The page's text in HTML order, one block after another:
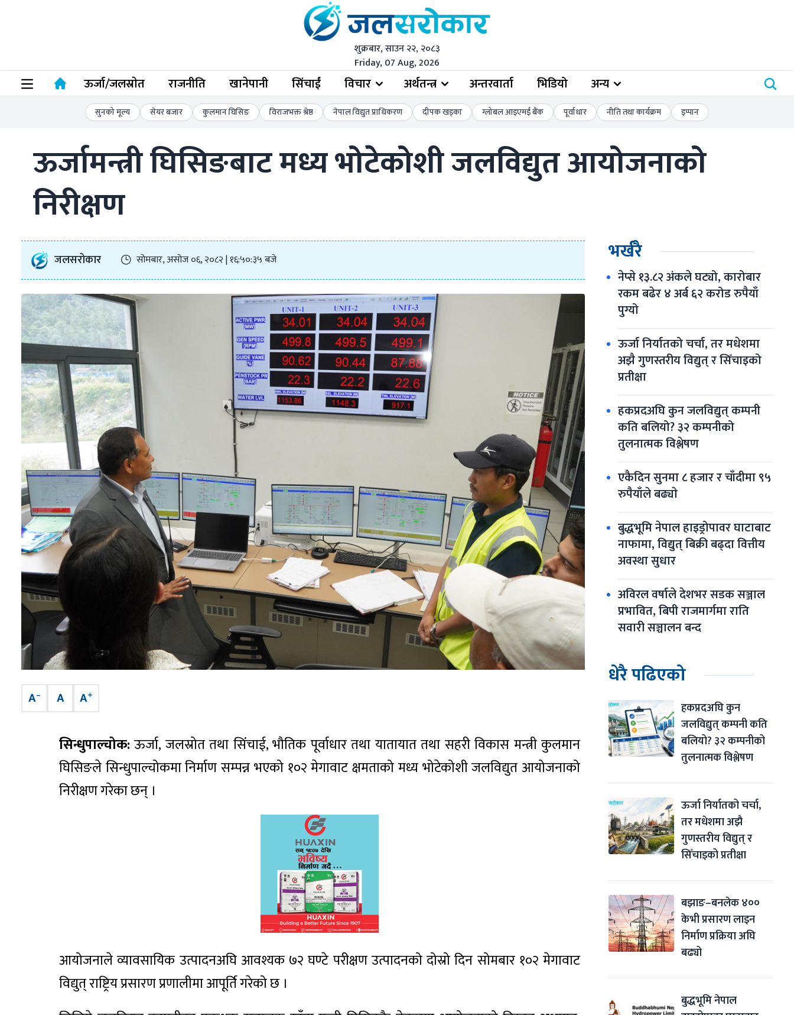
शुक्रबार, साउन २२, २०८३
Friday, 07 Aug, 2026
ऊर्जा/जलस्राेत राजनीति खानेपानी सिंचाईं विचार अर्थतन्त्र अन्तरवार्ता भिडियो अन्य
सुनको मूल्य सेयर बजार कुलमान घिसिङ विराजभक्त श्रेष्ठ नेपाल विद्युत प्राधिकरण दीपक खड्का ग्लोबल आइएमई बैंक पूर्वाधार नीति तथा कार्यक्रम इप्पान
ऊर्जामन्त्री घिसिङबाट मध्य भोटेकोशी जलविद्युत आयोजनाको
निरीक्षण
जलसरोकार सोमबार, असोज ०६, २०८२ | १६:५०:३५ बजे
A– A A+
सिन्धुपाल्चोक:ऊर्जा, जलस्रोत तथा सिंचाई, भौतिक पूर्वाधार तथा यातायात तथा सहरी विकास मन्त्री कुलमान
घिसिङले सिन्धुपाल्चोकमा निर्माण सम्पन्न भएको १०२ मेगावाट क्षमताको मध्य भोटेकोशी जलविद्युत आयोजनाको
निरीक्षण गरेका छन् ।
आयोजनाले व्यावसायिक उत्पादनअघि आवश्यक ७२ घण्टे परीक्षण उत्पादनको दोस्रो दिन सोमबार १०२ मेगावाट
विद्युत् राष्ट्रिय प्रसारण प्रणालीमा आपूर्ति गरेको छ ।
भर्खरै
नेप्से १३.८२ अंकले घट्यो, कारोबार
रकम बढेर ४ अर्ब ६२ करोड रुपैयाँ
पुग्यो
ऊर्जा निर्यातको चर्चा, तर मधेशमा
अझै गुणस्तरीय विद्युत् र सिँचाइको
प्रतीक्षा
हकप्रदअघि कुन जलविद्युत् कम्पनी
कति बलियो? ३२ कम्पनीको
तुलनात्मक विश्लेषण
एकैदिन सुनमा ८ हजार र चाँदीमा ९५
रुपैयाँले बढ्याे
बुद्धभूमि नेपाल हाइड्रोपावर घाटाबाट
नाफामा, विद्युत् बिक्री बढ्दा वित्तीय
अवस्था सुधार
अविरल वर्षाले देशभर सडक सञ्जाल
प्रभावित, बिपी राजमार्गमा राति
सवारी सञ्चालन बन्द
धेरै पढिएको
हकप्रदअघि कुन
जलविद्युत् कम्पनी कति
बलियो? ३२ कम्पनीको
तुलनात्मक विश्लेषण
ऊर्जा निर्यातको चर्चा,
तर मधेशमा अझै
गुणस्तरीय विद्युत् र
सिँचाइको प्रतीक्षा
बझाङ–बनलेक ४००
केभी प्रसारण लाइन
निर्माण प्रक्रिया अघि
बढ्यो
बुद्धभूमि नेपाल